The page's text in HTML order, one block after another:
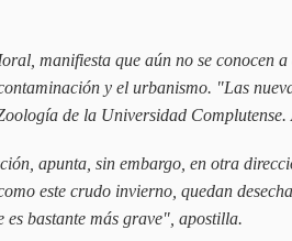
manifiesta que aún no se conocen
y el urbanismo. "Las
de la Universidad
apunta, sin embargo, en otra
este crudo invierno, quedan
es bastante más grave", apostilla.